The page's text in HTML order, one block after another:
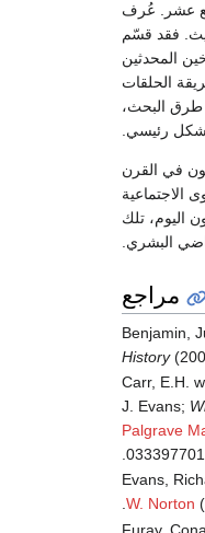
عشر. عُرف
فقد قسّم
المحدثين
الحلقات
طرق البحث،
رئيسي.
في القرن
الاجتماعية
اليوم، تلك
البشري.
مراجع
Benjamin,
History
Carr, E.H.
J. Evans;
Palgrave
Evans,
W. Norton